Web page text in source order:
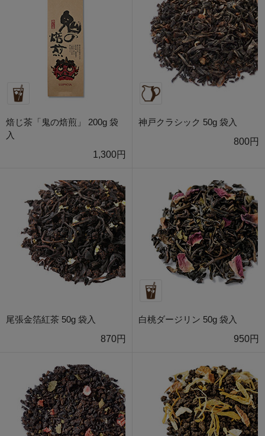
焙じ茶「鬼の焙煎」 200g 袋
入
1,300円
神戸クラシック 50g 袋入
800円
尾張金箔紅茶 50g 袋入
870円
白桃ダージリン 50g 袋入
950円